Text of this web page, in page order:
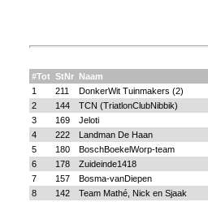
#Tot StNr Naam
1
211 DonkerWit Tuinmakers (2)
2
144 TCN (TriatlonClubNibbik)
3
169 Jeloti
4
222 Landman De Haan
5
180 BoschBoekelWorp-team
6
178 Zuideinde1418
7
157 Bosma-vanDiepen
8
142 Team Mathé, Nick en Sjaak